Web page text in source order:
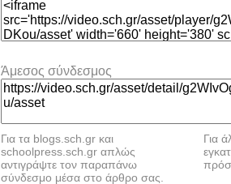
Άμεσος σύνδεσμος
Για τα blogs.sch.gr και
schoolpress.sch.gr απλώς
αντιγράψτε τον παραπάνω
σύνδεσμο μέσα στο άρθρο σας.
Για